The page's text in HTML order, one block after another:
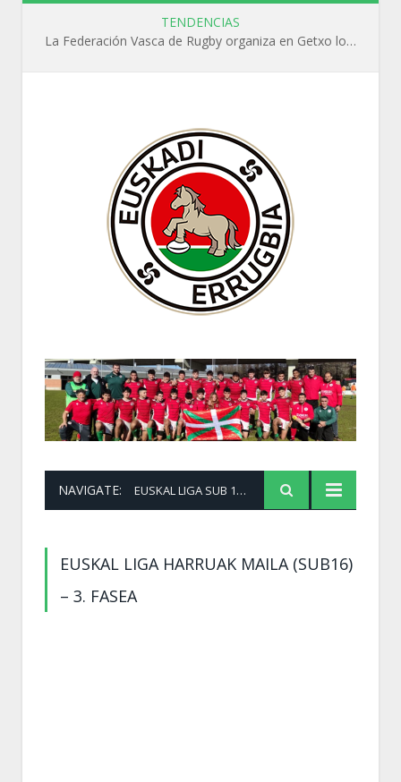
TENDENCIAS
La Federación Vasca de Rugby organiza en Getxo los cursos WR L1, WR L2 y N1 durante el mes de septiembre
NAVIGATE: EUSKAL LIGA SUB 16 2ª FASE 3
EUSKAL LIGA HARRUAK MAILA (SUB16)
– 3. FASEA